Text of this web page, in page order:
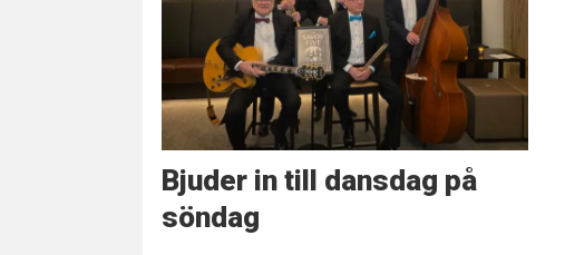
Bjuder in till dansdag på
söndag